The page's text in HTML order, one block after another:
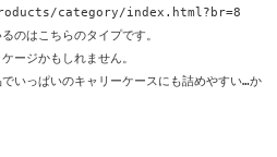
category/index.html?br=8
のはこちらのタイプです。
ージかもしれません。
いっぱいのキャリーケースにも詰めやすい…か